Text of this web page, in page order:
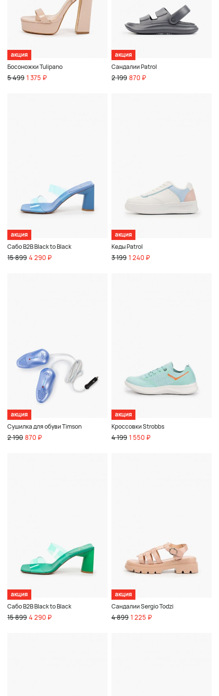
акция
Босоножки Tulipano
5 499 1 375 ₽
акция
Сандалии Patrol
2 199 870 ₽
акция
Сабо B2B Black to Black
15 899 4 290 ₽
акция
Кеды Patrol
3 199 1 240 ₽
акция
Сушилка для обуви Timson
2 190 870 ₽
акция
Кроссовки Strobbs
4 199 1 550 ₽
акция
Сабо B2B Black to Black
15 899 4 290 ₽
акция
Сандалии Sergio Todzi
4 899 1 225 ₽